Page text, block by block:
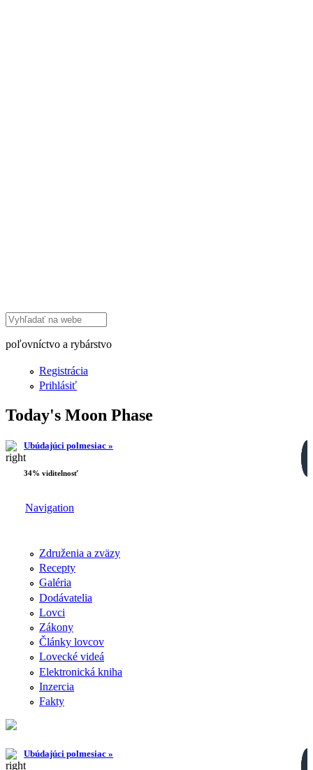
Search this site
poľovníctvo a rybárstvo
Registrácia
Prihlásiť
Today's Moon Phase
Ubúdajúci polmesiac »
34% viditelnosť
Navigation
Združenia a zväzy
Recepty
Galéria
Dodávatelia
Lovci
Zákony
Články lovcov
Lovecké videá
Elektronická kniha
Inzercia
Fakty
Ubúdajúci polmesiac »